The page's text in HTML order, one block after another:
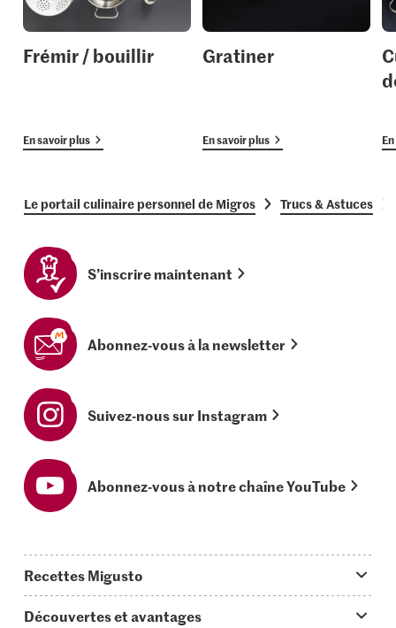
Frémir / bouillir
En savoir plus
Gratiner
En savoir plus
Le portail culinaire personnel de Migros Trucs & Astuces
S’inscrire maintenant
Abonnez-vous à la newsletter
Suivez-nous sur Instagram
Abonnez-vous à notre chaîne YouTube
Recettes Migusto
Découvertes et avantages